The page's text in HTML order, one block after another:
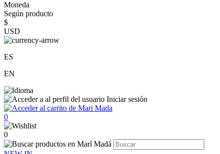
Moneda
Según producto
$
USD
ES
EN
Iniciar sesión
0
0